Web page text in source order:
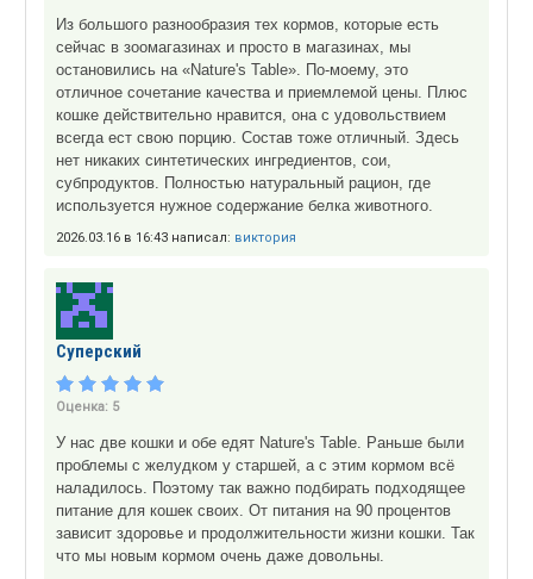
Из большого разнообразия тех кормов, которые есть
сейчас в зоомагазинах и просто в магазинах, мы
остановились на «Nature's Table». По-моему, это
отличное сочетание качества и приемлемой цены. Плюс
кошке действительно нравится, она с удовольствием
всегда ест свою порцию. Состав тоже отличный. Здесь
нет никаких синтетических ингредиентов, сои,
субпродуктов. Полностью натуральный рацион, где
используется нужное содержание белка животного.
2026.03.16 в 16:43 написал: виктория
Суперский
Оценка: 5
У нас две кошки и обе едят Nature's Table. Раньше были
проблемы с желудком у старшей, а с этим кормом всё
наладилось. Поэтому так важно подбирать подходящее
питание для кошек своих. От питания на 90 процентов
зависит здоровье и продолжительности жизни кошки. Так
что мы новым кормом очень даже довольны.